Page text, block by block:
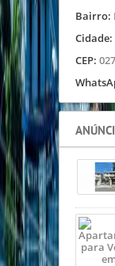
Bairro:
Cidade:
CEP: